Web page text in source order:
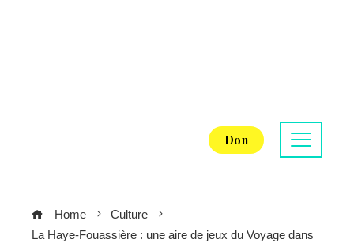
Don
Home
Culture
La Haye-Fouassière : une aire de jeux du Voyage dans